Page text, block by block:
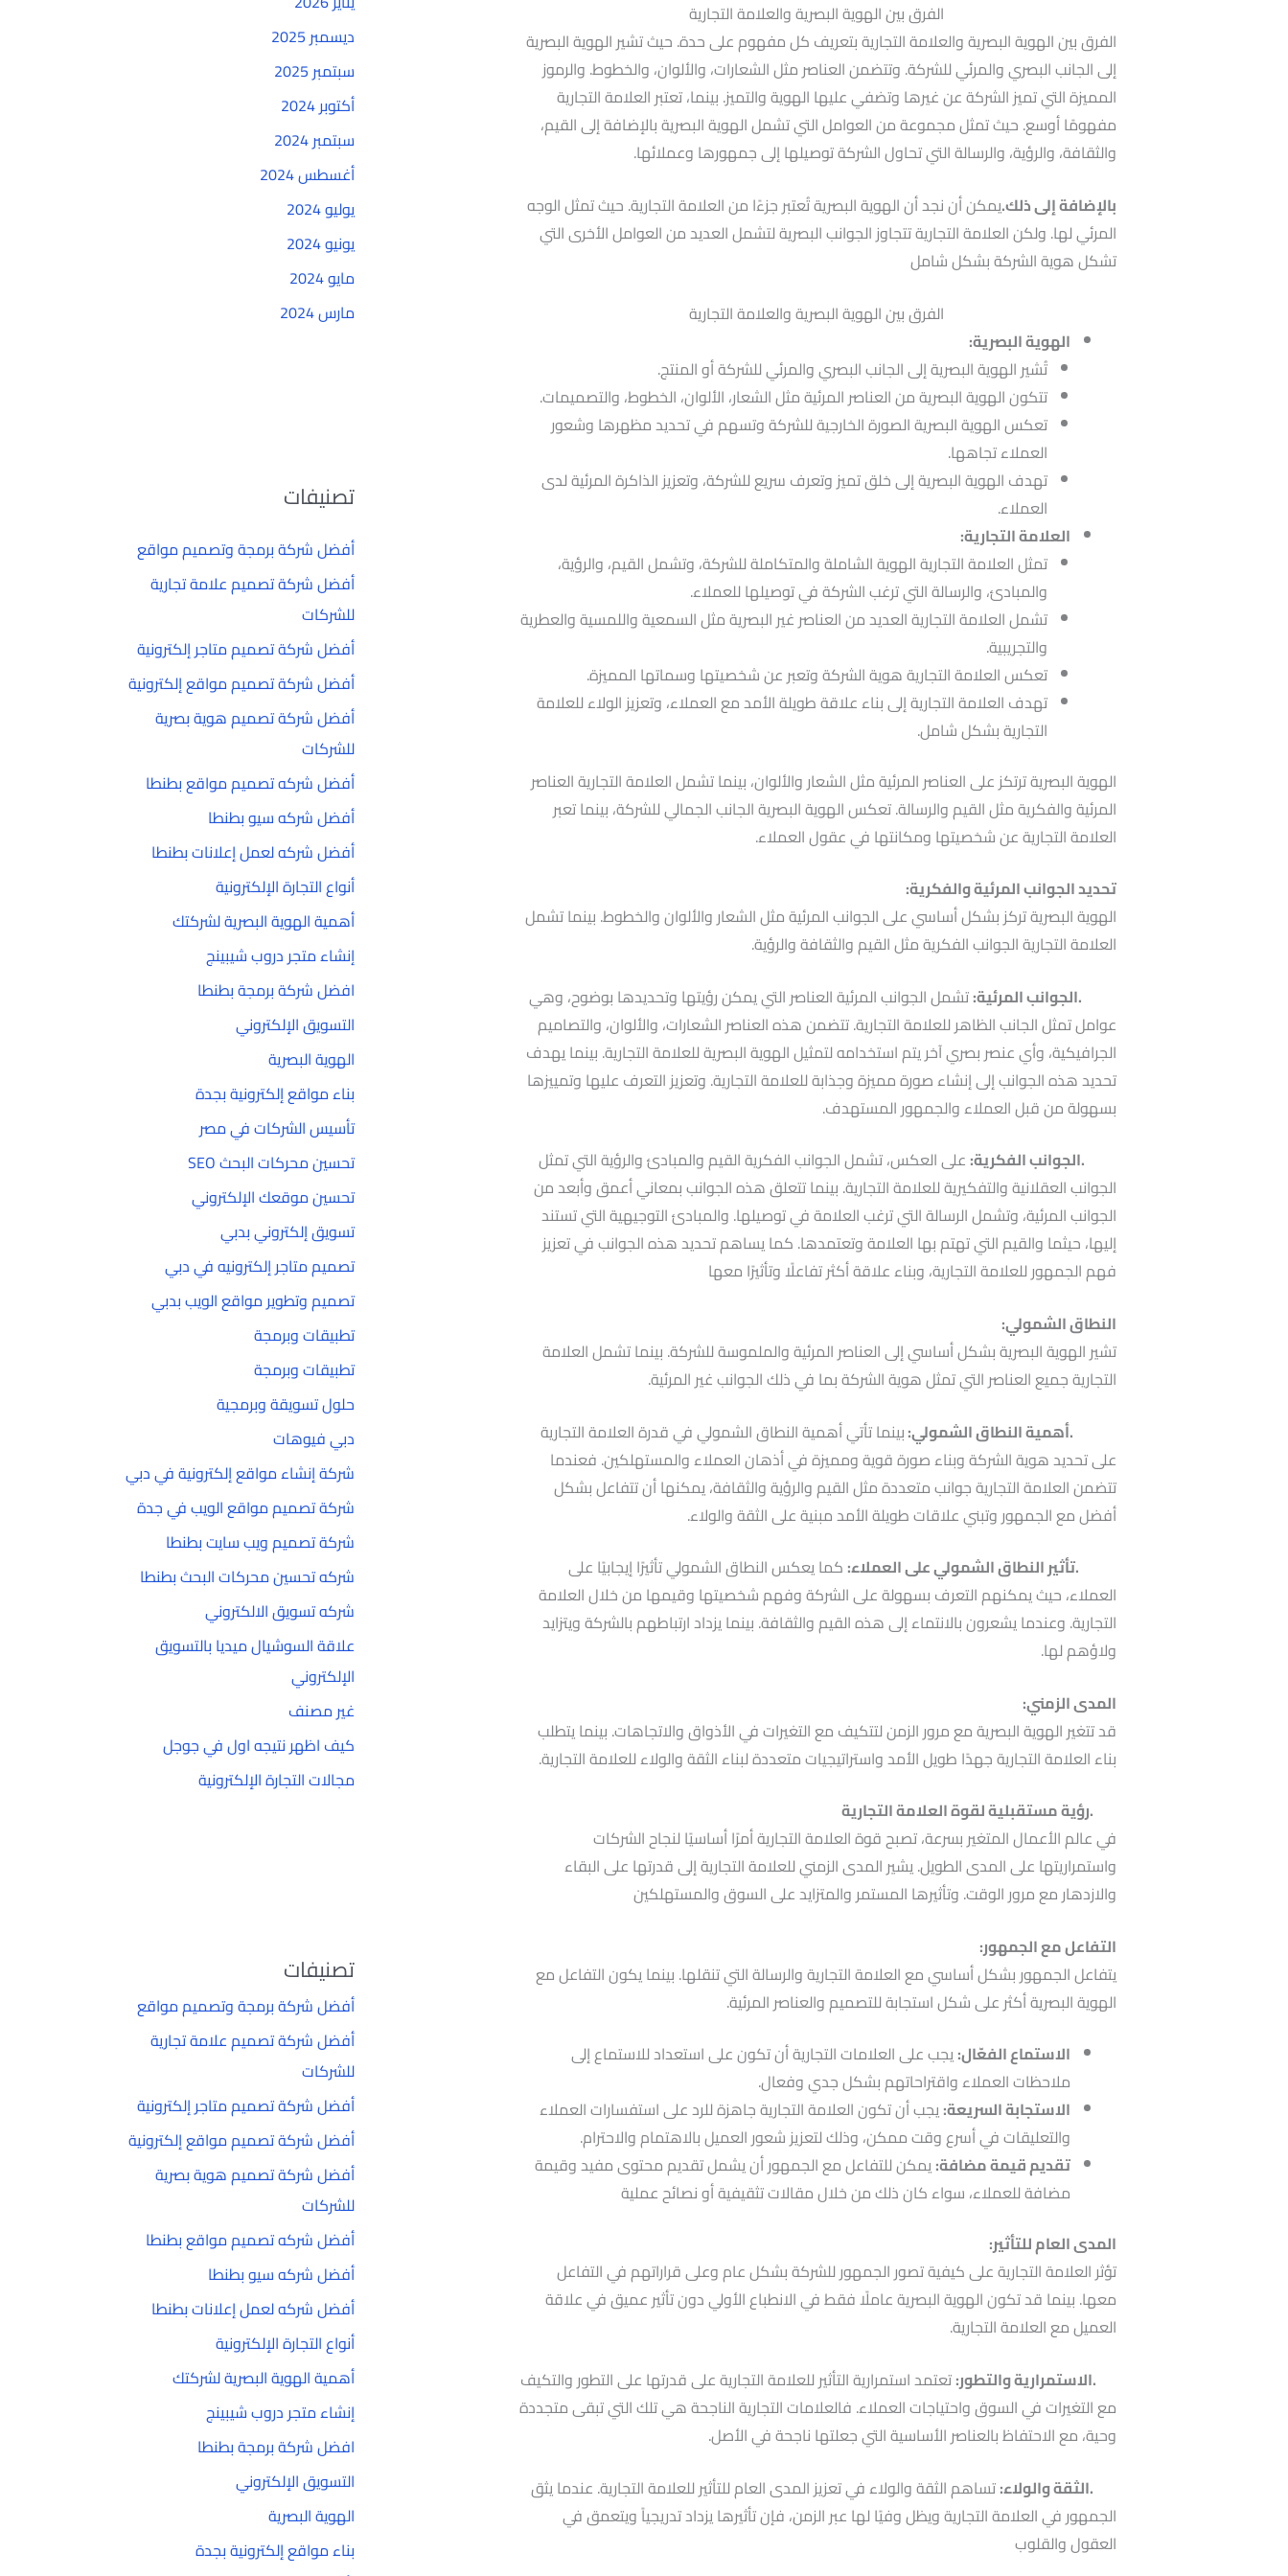
الفرق بين الهوية البصرية والعلامة التجارية
الفرق بين الهوية البصرية والعلامة التجارية بتعريف كل مفهوم على حدة. حيث تشير الهوية البصرية
إلى الجانب البصري والمرئي للشركة. وتتضمن العناصر مثل الشعارات، والألوان، والخطوط. والرموز
المميزة التي تميز الشركة عن غيرها وتضفي عليها الهوية والتميز. بينما، تعتبر العلامة التجارية
مفهومًا أوسع. حيث تمثل مجموعة من العوامل التي تشمل الهوية البصرية بالإضافة إلى القيم،
والثقافة، والرؤية، والرسالة التي تحاول الشركة توصيلها إلى جمهورها وعملائها.
بالإضافة إلى ذلك.يمكن أن نجد أن الهوية البصرية تُعتبر جزءًا من العلامة التجارية. حيث تمثل الوجه
المرئي لها. ولكن العلامة التجارية تتجاوز الجوانب البصرية لتشمل العديد من العوامل الأخرى التي
تشكل هوية الشركة بشكل شامل
الفرق بين الهوية البصرية والعلامة التجارية
الهوية البصرية:
تُشير الهوية البصرية إلى الجانب البصري والمرئي للشركة أو المنتج.
تتكون الهوية البصرية من العناصر المرئية مثل الشعار، الألوان، الخطوط، والتصميمات.
تعكس الهوية البصرية الصورة الخارجية للشركة وتسهم في تحديد مظهرها وشعور
العملاء تجاهها.
تهدف الهوية البصرية إلى خلق تميز وتعرف سريع للشركة، وتعزيز الذاكرة المرئية لدى
العملاء.
العلامة التجارية:
تمثل العلامة التجارية الهوية الشاملة والمتكاملة للشركة، وتشمل القيم، والرؤية،
والمبادئ، والرسالة التي ترغب الشركة في توصيلها للعملاء.
تشمل العلامة التجارية العديد من العناصر غير البصرية مثل السمعية واللمسية والعطرية
والتجريبية.
تعكس العلامة التجارية هوية الشركة وتعبر عن شخصيتها وسماتها المميزة.
تهدف العلامة التجارية إلى بناء علاقة طويلة الأمد مع العملاء، وتعزيز الولاء للعلامة
التجارية بشكل شامل.
الهوية البصرية ترتكز على العناصر المرئية مثل الشعار والألوان، بينما تشمل العلامة التجارية العناصر
المرئية والفكرية مثل القيم والرسالة. تعكس الهوية البصرية الجانب الجمالي للشركة، بينما تعبر
العلامة التجارية عن شخصيتها ومكانتها في عقول العملاء.
تحديد الجوانب المرئية والفكرية:
الهوية البصرية تركز بشكل أساسي على الجوانب المرئية مثل الشعار والألوان والخطوط. بينما تشمل
العلامة التجارية الجوانب الفكرية مثل القيم والثقافة والرؤية.
.الجوانب المرئية:تشمل الجوانب المرئية العناصر التي يمكن رؤيتها وتحديدها بوضوح، وهي
عوامل تمثل الجانب الظاهر للعلامة التجارية. تتضمن هذه العناصر الشعارات، والألوان، والتصاميم
الجرافيكية، وأي عنصر بصري آخر يتم استخدامه لتمثيل الهوية البصرية للعلامة التجارية. بينما يهدف
تحديد هذه الجوانب إلى إنشاء صورة مميزة وجذابة للعلامة التجارية. وتعزيز التعرف عليها وتمييزها
بسهولة من قبل العملاء والجمهور المستهدف.
.الجوانب الفكرية: على العكس، تشمل الجوانب الفكرية القيم والمبادئ والرؤية التي تمثل
الجوانب العقلانية والتفكيرية للعلامة التجارية. بينما تتعلق هذه الجوانب بمعاني أعمق وأبعد من
الجوانب المرئية، وتشمل الرسالة التي ترغب العلامة في توصيلها. والمبادئ التوجيهية التي تستند
إليها، حيثما والقيم التي تهتم بها العلامة وتعتمدها. كما يساهم تحديد هذه الجوانب في تعزيز
فهم الجمهور للعلامة التجارية، وبناء علاقة أكثر تفاعلًا وتأثيرًا معها
النطاق الشمولي:
تشير الهوية البصرية بشكل أساسي إلى العناصر المرئية والملموسة للشركة. بينما تشمل العلامة
التجارية جميع العناصر التي تمثل هوية الشركة بما في ذلك الجوانب غير المرئية.
.أهمية النطاق الشمولي:بينما تأتي أهمية النطاق الشمولي في قدرة العلامة التجارية
على تحديد هوية الشركة وبناء صورة قوية ومميزة في أذهان العملاء والمستهلكين. فعندما
تتضمن العلامة التجارية جوانب متعددة مثل القيم والرؤية والثقافة، يمكنها أن تتفاعل بشكل
أفضل مع الجمهور وتبني علاقات طويلة الأمد مبنية على الثقة والولاء.
.تأثير النطاق الشمولي على العملاء: كما يعكس النطاق الشمولي تأثيرًا إيجابيًا على
العملاء، حيث يمكنهم التعرف بسهولة على الشركة وفهم شخصيتها وقيمها من خلال العلامة
التجارية. وعندما يشعرون بالانتماء إلى هذه القيم والثقافة. بينما يزداد ارتباطهم بالشركة ويتزايد
ولاؤهم لها.
المدى الزمني:
قد تتغير الهوية البصرية مع مرور الزمن لتتكيف مع التغيرات في الأذواق والاتجاهات. بينما يتطلب
بناء العلامة التجارية جهدًا طويل الأمد واستراتيجيات متعددة لبناء الثقة والولاء للعلامة التجارية.
.رؤية مستقبلية لقوة العلامة التجارية
في عالم الأعمال المتغير بسرعة، تصبح قوة العلامة التجارية أمرًا أساسيًا لنجاح الشركات
واستمراريتها على المدى الطويل. يشير المدى الزمني للعلامة التجارية إلى قدرتها على البقاء
والازدهار مع مرور الوقت. وتأثيرها المستمر والمتزايد على السوق والمستهلكين
التفاعل مع الجمهور:
يتفاعل الجمهور بشكل أساسي مع العلامة التجارية والرسالة التي تنقلها. بينما يكون التفاعل مع
الهوية البصرية أكثر على شكل استجابة للتصميم والعناصر المرئية.
الاستماع الفعّال:يجب على العلامات التجارية أن تكون على استعداد للاستماع إلى
ملاحظات العملاء واقتراحاتهم بشكل جدي وفعال.
الاستجابة السريعة:يجب أن تكون العلامة التجارية جاهزة للرد على استفسارات العملاء
والتعليقات في أسرع وقت ممكن، وذلك لتعزيز شعور العميل بالاهتمام والاحترام.
تقديم قيمة مضافة:يمكن للتفاعل مع الجمهور أن يشمل تقديم محتوى مفيد وقيمة
مضافة للعملاء، سواء كان ذلك من خلال مقالات تثقيفية أو نصائح عملية
المدى العام للتأثير:
تؤثر العلامة التجارية على كيفية تصور الجمهور للشركة بشكل عام وعلى قراراتهم في التفاعل
معها. بينما قد تكون الهوية البصرية عاملًا فقط في الانطباع الأولي دون تأثير عميق في علاقة
العميل مع العلامة التجارية.
.الاستمرارية والتطور:تعتمد استمرارية التأثير للعلامة التجارية على قدرتها على التطور والتكيف
مع التغيرات في السوق واحتياجات العملاء. فالعلامات التجارية الناجحة هي تلك التي تبقى متجددة
وحية، مع الاحتفاظ بالعناصر الأساسية التي جعلتها ناجحة في الأصل.
.الثقة والولاء:تساهم الثقة والولاء في تعزيز المدى العام للتأثير للعلامة التجارية. عندما يثق
الجمهور في العلامة التجارية ويظل وفيًا لها عبر الزمن، فإن تأثيرها يزداد تدريجياً ويتعمق في
العقول والقلوب
ديسمبر 2025
سبتمبر 2025
أكتوبر 2024
سبتمبر 2024
أغسطس 2024
يوليو 2024
يونيو 2024
مايو 2024
مارس 2024
تصنيفات
أفضل شركة برمجة وتصميم مواقع
أفضل شركة تصميم علامة تجارية
للشركات
أفضل شركة تصميم متاجر إلكترونية
أفضل شركة تصميم مواقع إلكترونية
أفضل شركة تصميم هوية بصرية
للشركات
أفضل شركه تصميم مواقع بطنطا
أفضل شركه سيو بطنطا
أفضل شركه لعمل إعلانات بطنطا
أنواع التجارة الإلكترونية
أهمية الهوية البصرية لشركتك
إنشاء متجر دروب شيبينج
افضل شركة برمجة بطنطا
التسويق الإلكتروني
الهوية البصرية
بناء مواقع إلكترونية بجدة
تأسيس الشركات في مصر
تحسين محركات البحث SEO
تحسين موقعك الإلكتروني
تسويق إلكتروني بدبي
تصميم متاجر إلكترونيه في دبي
تصميم وتطوير مواقع الويب بدبي
تطبيقات وبرمجة
تطبيقات وبرمجة
حلول تسويقة وبرمجية
دبي فيوهات
شركة إنشاء مواقع إلكترونية في دبي
شركة تصميم مواقع الويب في جدة
شركة تصميم ويب سايت بطنطا
شركه تحسين محركات البحث بطنطا
شركه تسويق الالكتروني
علاقة السوشيال ميديا بالتسويق
الإلكتروني
غير مصنف
كيف اظهر نتيجه اول في جوجل
مجالات التجارة الإلكترونية
تصنيفات
أفضل شركة برمجة وتصميم مواقع
أفضل شركة تصميم علامة تجارية
للشركات
أفضل شركة تصميم متاجر إلكترونية
أفضل شركة تصميم مواقع إلكترونية
أفضل شركة تصميم هوية بصرية
للشركات
أفضل شركه تصميم مواقع بطنطا
أفضل شركه سيو بطنطا
أفضل شركه لعمل إعلانات بطنطا
أنواع التجارة الإلكترونية
أهمية الهوية البصرية لشركتك
إنشاء متجر دروب شيبينج
افضل شركة برمجة بطنطا
التسويق الإلكتروني
الهوية البصرية
بناء مواقع إلكترونية بجدة